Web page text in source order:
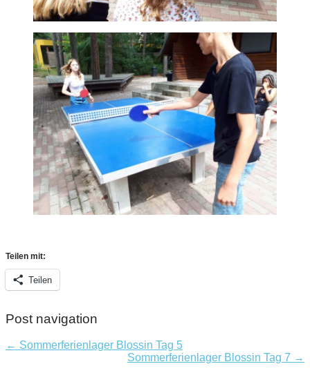
Teilen mit:
Teilen
Post navigation
← Sommerferienlager Blossin Tag 5
Sommerferienlager Blossin Tag 7 →